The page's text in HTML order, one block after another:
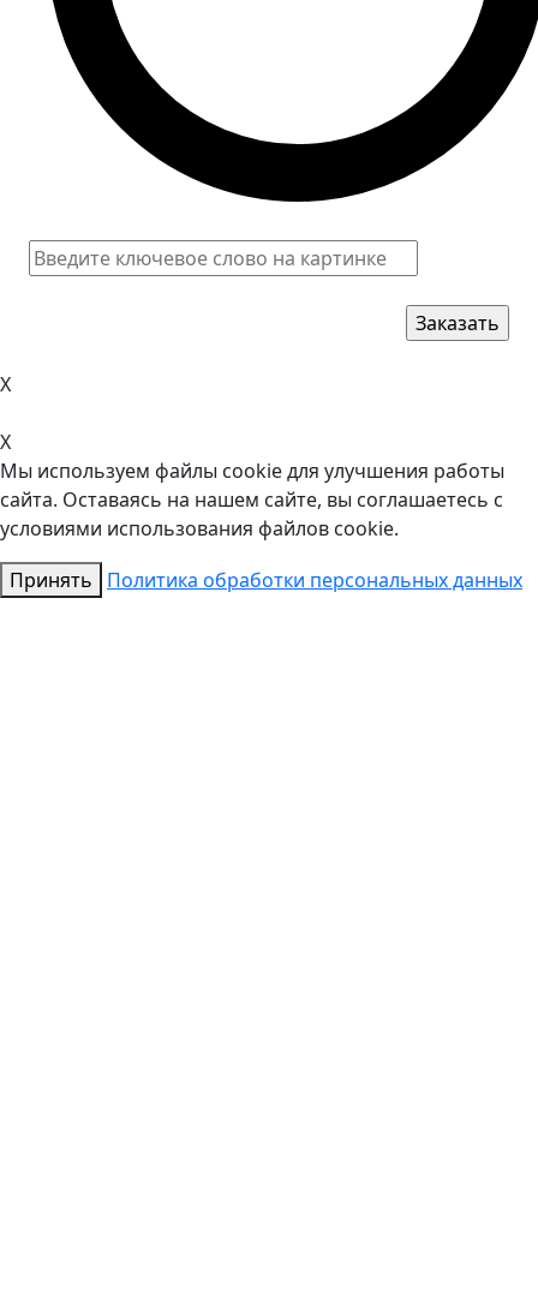
X
X
Мы используем файлы cookie для улучшения работы
сайта. Оставаясь на нашем сайте, вы соглашаетесь с
условиями использования файлов cookie.
Принять
Политика обработки персональных данных